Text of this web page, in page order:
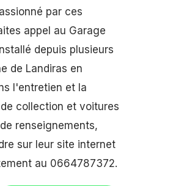
par ces
appel au Garage
depuis plusieurs
de Landiras en
l'entretien et la
collection et voitures
renseignements,
sur leur site internet
au 0664787372.